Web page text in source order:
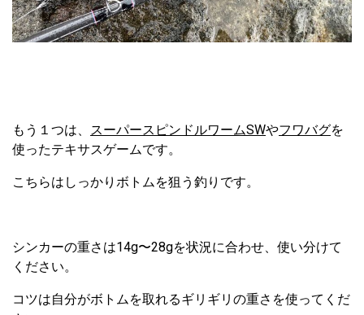
もう１つは、 スーパースピンドルワームSWやフワバグを
使ったテキサスゲームです。
こちらはしっかりボトムを狙う釣りです。
シンカーの重さは14g〜28gを状況に合わせ、使い分けて
ください。
コツは自分がボトムを取れるギリギリの重さを使ってくだ